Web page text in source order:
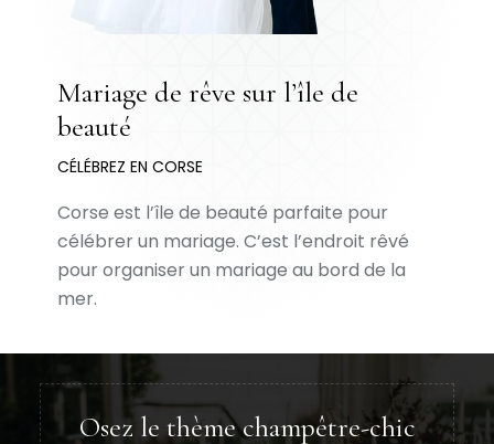
Mariage de rêve sur l’île de
beauté
CÉLÉBREZ EN CORSE
Corse est l’île de beauté parfaite pour
célébrer un mariage. C’est l’endroit rêvé
pour organiser un mariage au bord de la
mer.
Osez le thème champêtre-chic